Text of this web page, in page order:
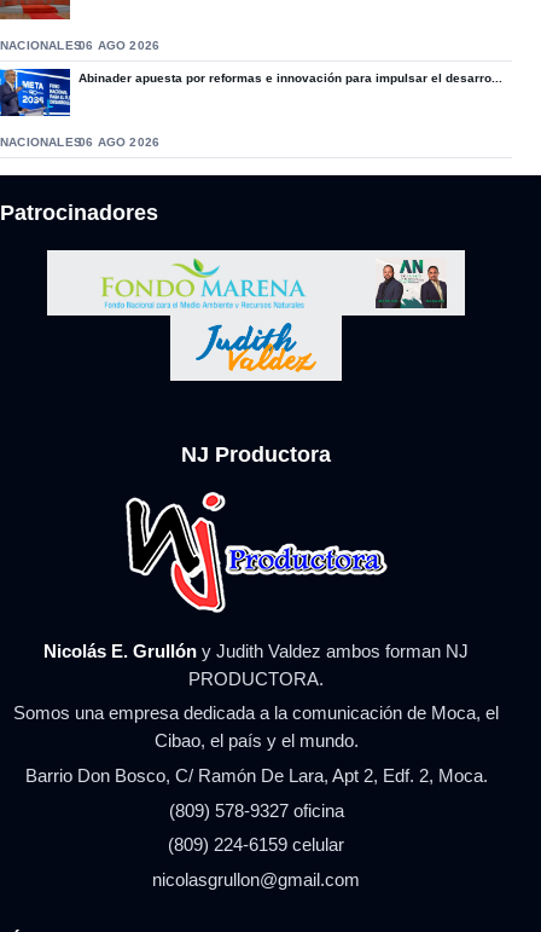
NACIONALES06 AGO 2026
Abinader apuesta por reformas e innovación para impulsar el desarro...
NACIONALES06 AGO 2026
Patrocinadores
NJ Productora
Nicolás E. Grullón y Judith Valdez ambos forman NJ
PRODUCTORA.
Somos una empresa dedicada a la comunicación de Moca, el
Cibao, el país y el mundo.
Barrio Don Bosco, C/ Ramón De Lara, Apt 2, Edf. 2, Moca.
(809) 578-9327 oficina
(809) 224-6159 celular
nicolasgrullon@gmail.com